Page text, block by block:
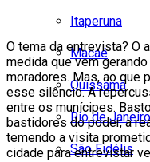
Itaperuna
Macaé
Quissamã
Rio de Janeiro
São Fidélis
O tema da entrevista? O
medida que vem
moradores. Mas, ao que
esse silêncio. A
entre os munícipes.
bastidores do poder, a
temendo a visita
cidade para entrevistar